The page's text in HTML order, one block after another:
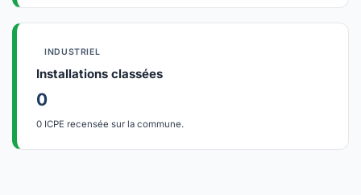
INDUSTRIEL
Installations classées
0
0 ICPE recensée sur la commune.